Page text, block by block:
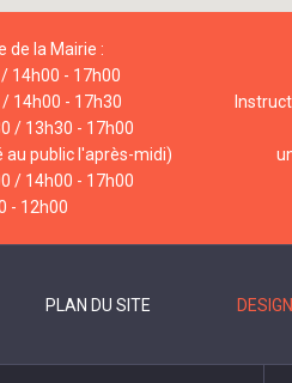
de la Mairie :
/ 14h00 - 17h00
14h00 - 17h30
/ 13h30 - 17h00
au public l'après-midi)
/ 14h00 - 17h00
- 12h00
PLAN DU SITE